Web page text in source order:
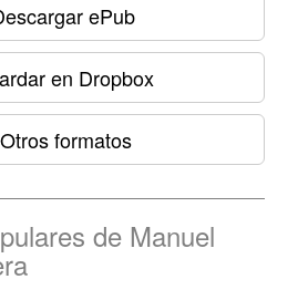
ePub
en Dropbox
formatos
de Manuel